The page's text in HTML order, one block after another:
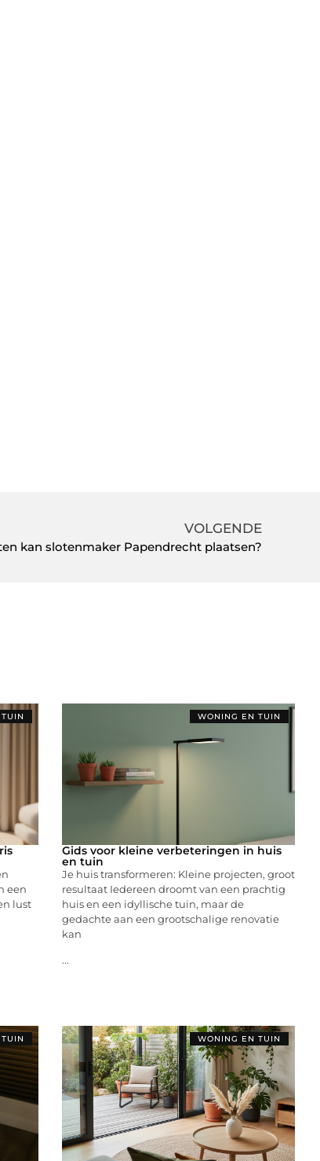
VOLGENDE
kan slotenmaker Papendrecht plaatsen?
een
lust
WONING EN TUIN
Gids voor kleine verbeteringen in huis
en tuin
Je huis transformeren: Kleine projecten, groot
resultaat Iedereen droomt van een prachtig
huis en een idyllische tuin, maar de
gedachte aan een grootschalige renovatie
kan
...
WONING EN TUIN